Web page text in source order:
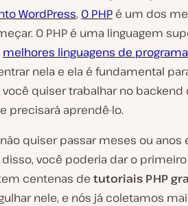
WordPress, O PHP é um dos
O PHP é uma linguagem
melhores linguagens de
nela e ela é fundamental
quiser trabalhar no backend
precisará aprendê-lo.
quiser passar meses ou
disso, você poderia dar o
centenas de tutoriais PHP
nele, e nós já coletamos